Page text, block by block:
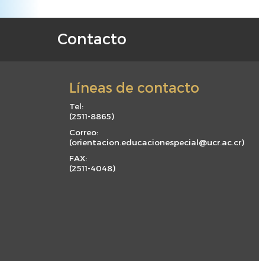
FContacto
Líneas de contacto
Tel:
(2511-8865)
Correo:
(orientacion.educacionespecial@ucr.ac.cr)
FAX:
(2511-4048)